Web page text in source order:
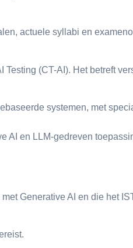
actuele syllabi en
(CT-AI). Het betreft
systemen, met
AI en LLM-gedreven
Generative AI en die het